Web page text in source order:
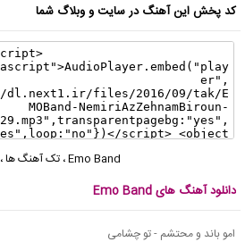
کد پخش این آهنگ در سایت و وبلاگ شما
Emo Band، تک آهنگ ها،
دانلود آهنگ های Emo Band
امو باند و محتشم - تو چشامی